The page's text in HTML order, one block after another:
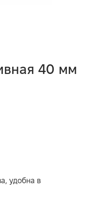
40 мм
удобна в